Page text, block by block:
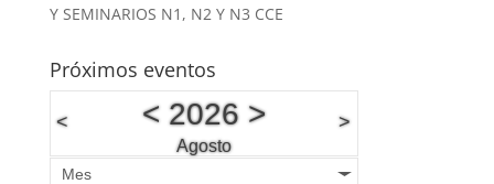
Y SEMINARIOS N1, N2 Y N3 CCE
Próximos eventos
< < 2026>
Agosto
>
Mes